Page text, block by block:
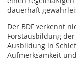
dauerhaft
Der BDF verkennt
Forstausbildung
Ausbildung in
Aufmerksamkeit